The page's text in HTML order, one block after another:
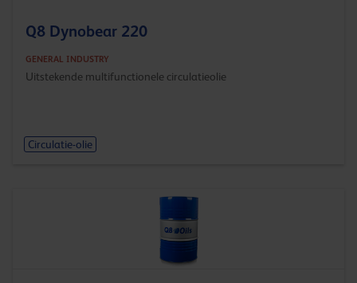
Q8 Dynobear 220
GENERAL INDUSTRY
Uitstekende multifunctionele circulatieolie
Circulatie-olie